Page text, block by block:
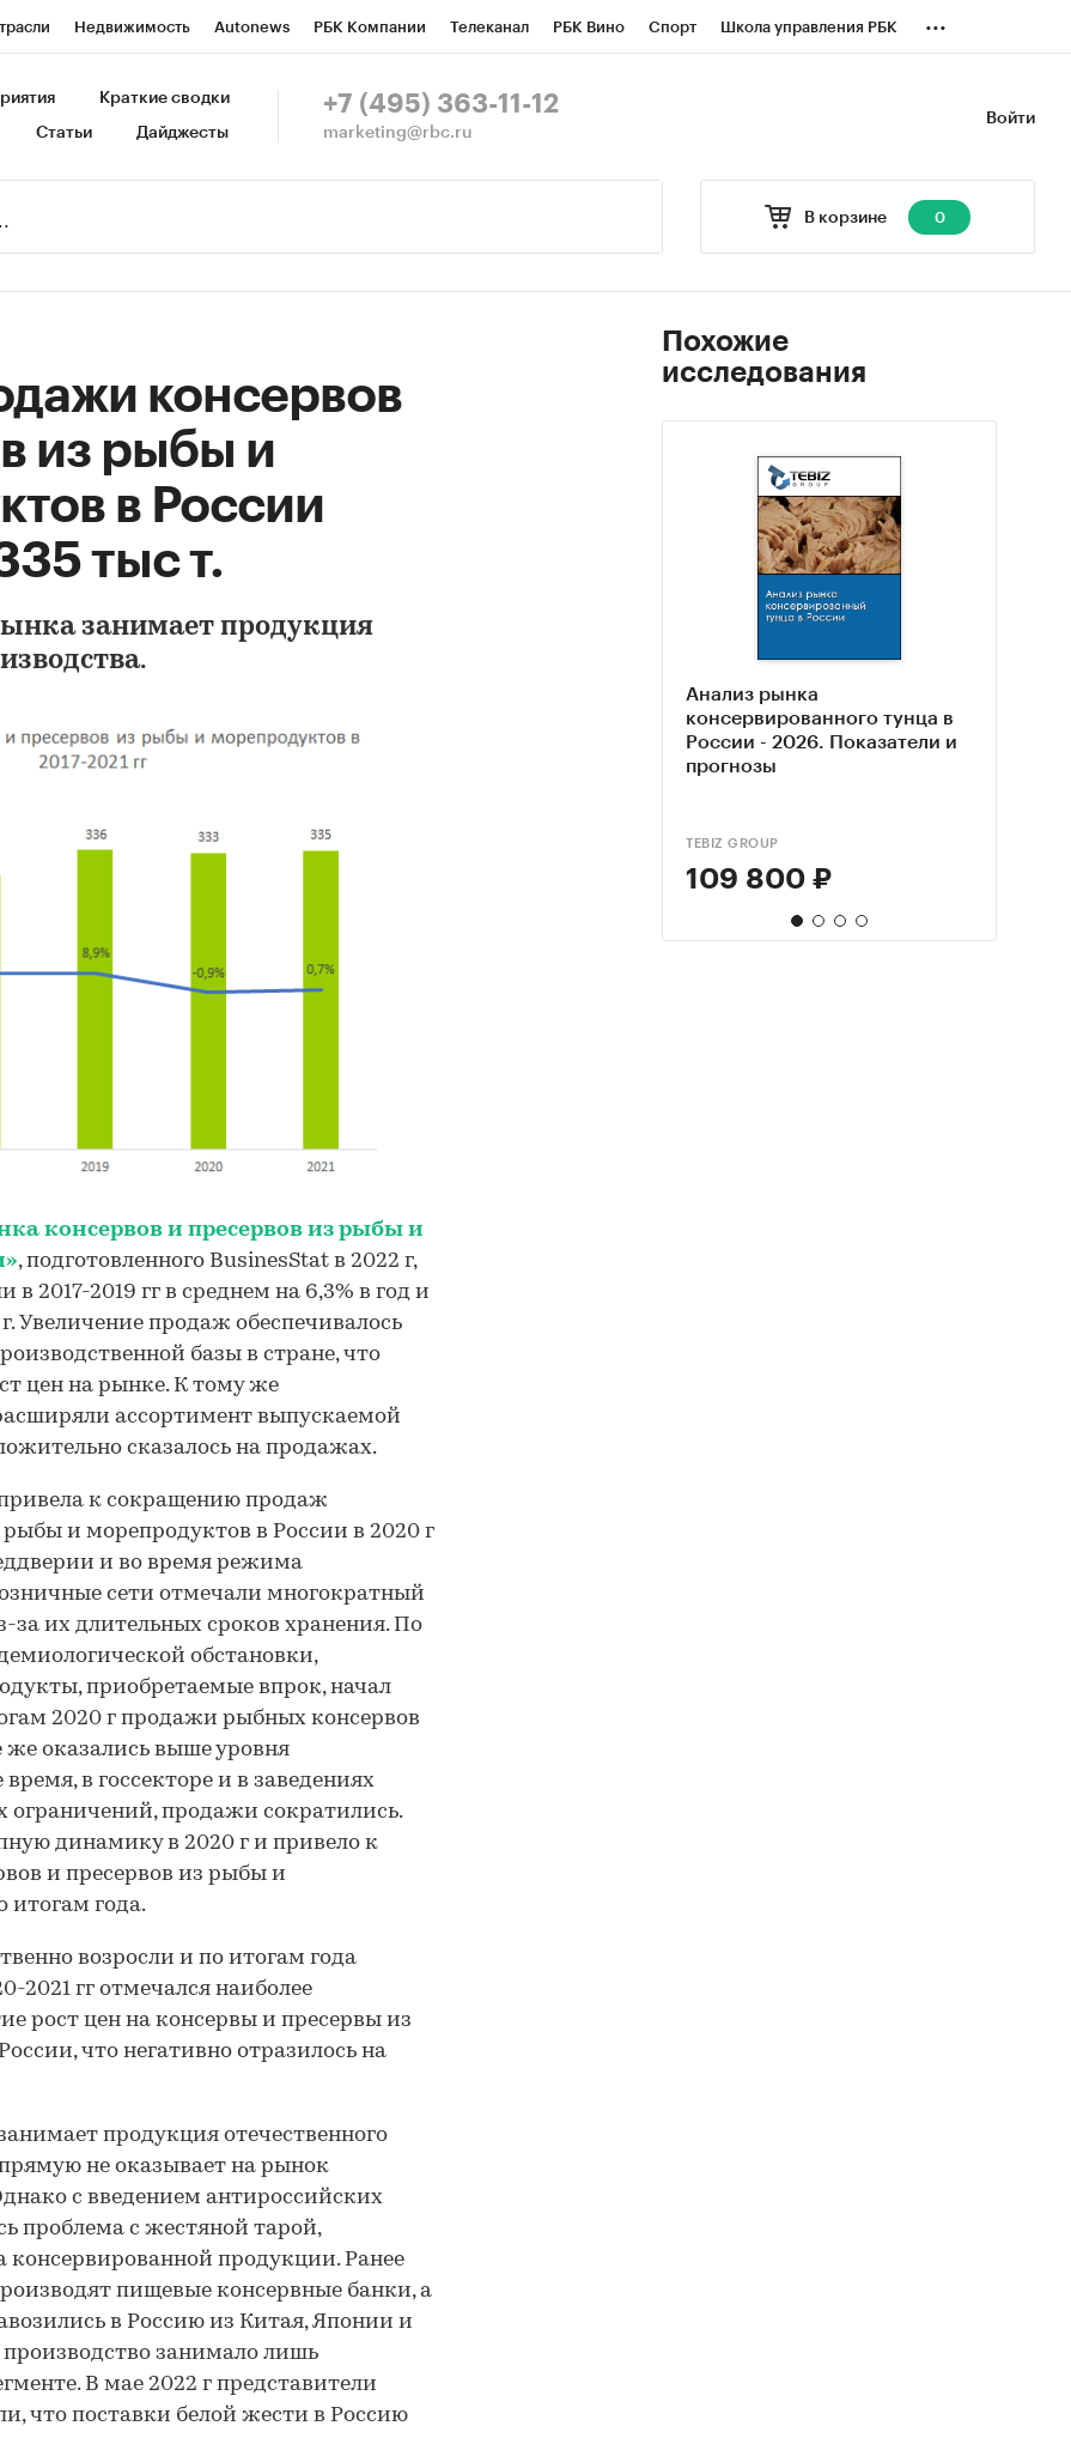
Недвижимость Autonews РБК Компании Телеканал РБК Вино Спорт Школа управления РБК
Спецпроекты СПб Конференции СПб Спецпроекты
...
Войти
Краткие сводки
Статьи Дайджесты
+7 (495) 363-11-12
marketing@rbc.ru
В корзине 0
консервов
из рыбы и
в России
тыс т.
занимает продукция
консервов и пресервов из рыбы и
, подготовленного BusinesStat в 2022 г,
2017-2019 гг в среднем на 6,3% в год и
Увеличение продаж обеспечивалось
базы в стране, что
цен на рынке. К тому же
ассортимент выпускаемой
сказалось на продажах.
к сокращению продаж
рыбы и морепродуктов в России в 2020 г
и во время режима
сети отмечали многократный
за их длительных сроков хранения. По
обстановки,
приобретаемые впрок, начал
2020 г продажи рыбных консервов
же оказались выше уровня
в госсекторе и в заведениях
продажи сократились.
динамику в 2020 г и привело к
и пресервов из рыбы и
итогам года.
возросли и по итогам года
2021 гг отмечался наиболее
рост цен на консервы и пресервы из
что негативно отразилось на
продукция отечественного
не оказывает на рынок
с введением антироссийских
проблема с жестяной тарой,
продукции. Ранее
пищевые консервные банки, а
в Россию из Китая, Японии и
производство занимало лишь
В мае 2022 г представители
что поставки белой жести в Россию
Похожие
исследования
Анализ рынка
консервированного тунца в
России - 2026. Показатели и
прогнозы
TEBIZ GROUP
109 800 ₽